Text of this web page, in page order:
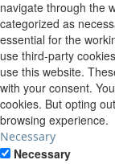
navigate through the
categorized as
essential for the
use third-party
use this website.
with your consent.
cookies. But opting
browsing experience.
Necessary
Necessary